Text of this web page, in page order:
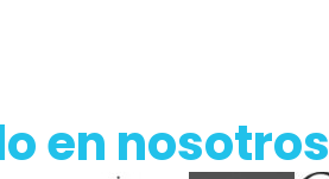
en nosotros